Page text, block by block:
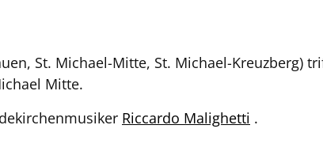
St. Michael-Mitte, St. Michael-Kreuzberg)
Mitte.
Riccardo Malighetti .